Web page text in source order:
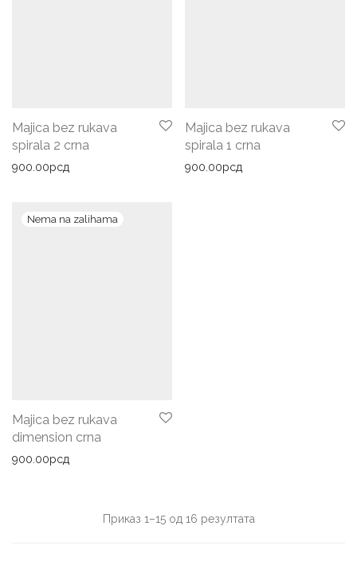
Majica bez rukava
spirala 2 crna
900.00рсд
Majica bez rukava
spirala 1 crna
900.00рсд
Majica bez rukava
dimension crna
900.00рсд
Приказ 1–15 од 16 резултатаСортирано